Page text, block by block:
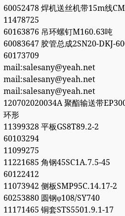
60052478 焊机送丝机带15m线
11478725
60163876 吊环螺钉M160.63吨
60083647 胶管总成2SN20-DKJ-
60173709
mail:salesany@yeah.net
mail:salesany@yeah.net
mail:salesany@yeah.net
120702020034A 聚酯输送带
环形
11399328 平板GS8T89.2-2
60103294
11099275
11221685 角钢45SC1A.7.5-45
60122412
11073942 侧板SMP95C.14.17-2
60253880 圆钢φ108/SY740
11171465 铜套STS5501.9.1-17